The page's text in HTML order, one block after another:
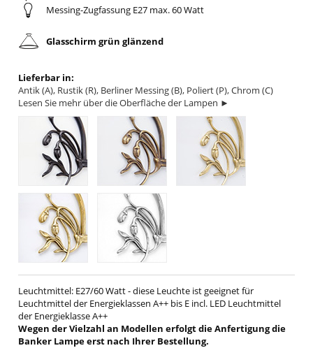
Messing-Zugfassung E27 max. 60 Watt
Glasschirm grün glänzend
Lieferbar in:
Antik (A), Rustik (R), Berliner Messing (B), Poliert (P), Chrom (C)
Lesen Sie mehr über die Oberfläche der Lampen ►
Leuchtmittel: E27/60 Watt - diese Leuchte ist geeignet für
Leuchtmittel der Energieklassen A++ bis E incl. LED Leuchtmittel
der Energieklasse A++
Wegen der Vielzahl an Modellen erfolgt die Anfertigung die
Banker Lampe erst nach Ihrer Bestellung.